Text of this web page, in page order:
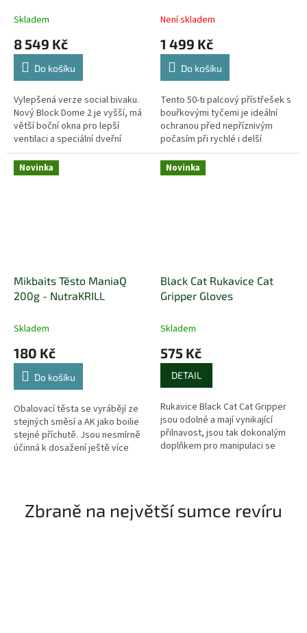
Skladem
8 549 Kč
Do košíku
Vylepšená verze social bivaku.
Nový Block Dome 2 je vyšší, má
větší boční okna pro lepší
ventilaci a speciální dveřní
systém, který lze pomocí
podpěr využít jako stříšku a...
Není skladem
1 499 Kč
Do košíku
Tento 50-ti palcový přístřešek s
bouřkovými tyčemi je ideální
ochranou před nepříznivým
počasím při rychlé i delší
vycházce. Je dostatečně
prostorný, aby pojmul většinu
židlí a...
Novinka
Mikbaits Těsto ManiaQ
200g - NutraKRILL
Skladem
180 Kč
Do košíku
Obalovací těsta se vyrábějí ze
stejných směsí a AK jako boilie
stejné příchutě. Jsou nesmírně
účinná k dosažení ještě více
Novinka
Black Cat Rukavice Cat
Gripper Gloves
Skladem
575 Kč
DETAIL
Rukavice Black Cat Cat Gripper
jsou odolné a mají vynikající
přilnavost, jsou tak dokonalým
doplňkem pro manipulaci se
Zbraně na největší sumce revíru